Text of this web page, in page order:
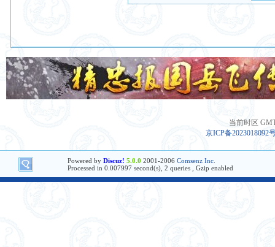
当前时区
京ICP备2023018092
Powered by Discuz! 5.0.0 2001-2006 Comsenz Inc.
Processed in 0.007997 second(s), 2 queries , Gzip enabled